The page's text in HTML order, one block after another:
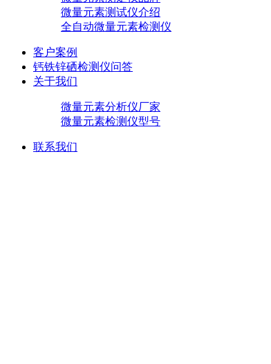
微量元素测试仪介绍
全自动微量元素检测仪
客户案例
钙铁锌硒检测仪问答
关于我们
微量元素分析仪厂家
微量元素检测仪型号
联系我们